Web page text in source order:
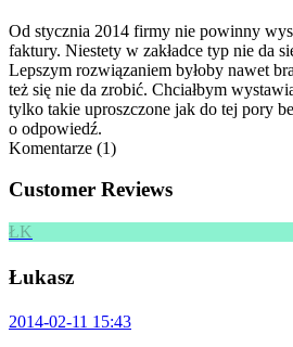
Od stycznia 2014 firmy nie powinny
faktury. Niestety w zakładce typ nie da
Lepszym rozwiązaniem byłoby nawet
też się nie da zrobić. Chciałbym
tylko takie uproszczone jak do tej pory
o odpowiedź.
Komentarze (1)
Customer Reviews
ŁK
Łukasz
2014-02-11 15:43